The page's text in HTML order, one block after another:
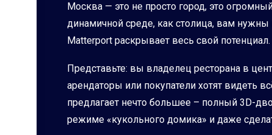
Москва — это не просто город, это
динамичной среде, как столица, вам
Matterport раскрывает весь свой потенциал.
Представьте: вы владелец ресторана в
арендаторы или покупатели хотят видеть
предлагает нечто большее – полный 3D-
режиме «кукольного домика» и даже